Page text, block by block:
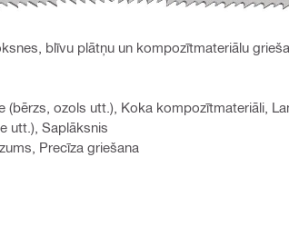
blīvu plātņu un kompozītmateriālu
(bērzs, ozols utt.), Koka kompozītmateriāli,
utt.), Saplāksnis
Precīza griešana